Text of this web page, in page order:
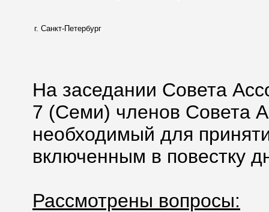
г. Санкт-Петербург
На заседании Совета
7 (Семи) членов Совета
необходимый для
включенным в повестку
Рассмотрены вопросы: